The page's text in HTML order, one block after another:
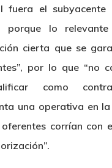
fuera el subyacente
porque lo
cierta que se
por lo que “no
como
una operativa en
corrían con